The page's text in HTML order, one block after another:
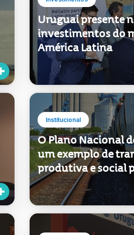
Investimentos
Uruguai presente
investimentos do
América Latina
Institucional
O Plano Nacional
um exemplo de
produtiva e social